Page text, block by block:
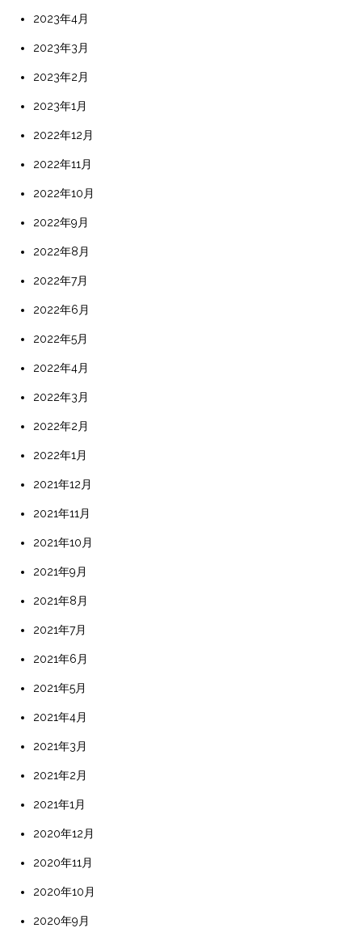
2023年4月
2023年3月
2023年2月
2023年1月
2022年12月
2022年11月
2022年10月
2022年9月
2022年8月
2022年7月
2022年6月
2022年5月
2022年4月
2022年3月
2022年2月
2022年1月
2021年12月
2021年11月
2021年10月
2021年9月
2021年8月
2021年7月
2021年6月
2021年5月
2021年4月
2021年3月
2021年2月
2021年1月
2020年12月
2020年11月
2020年10月
2020年9月